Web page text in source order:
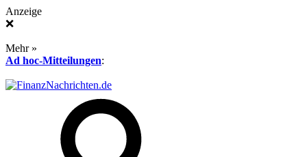
Anzeige
❌
Mehr »
Ad hoc-Mitteilungen: